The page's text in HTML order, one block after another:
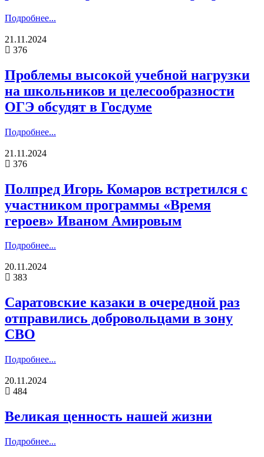
Подробнее...
21.11.2024
376
Проблемы высокой учебной нагрузки
на школьников и целесообразности
ОГЭ обсудят в Госдуме
Подробнее...
21.11.2024
376
Полпред Игорь Комаров встретился с
участником программы «Время
героев» Иваном Амировым
Подробнее...
20.11.2024
383
Саратовские казаки в очередной раз
отправились добровольцами в зону
СВО
Подробнее...
20.11.2024
484
Великая ценность нашей жизни
Подробнее...